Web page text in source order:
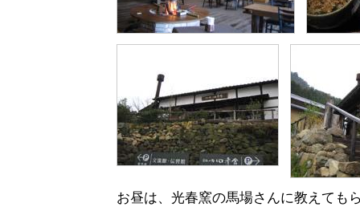
お昼は、光春窯の馬場さんに教えても